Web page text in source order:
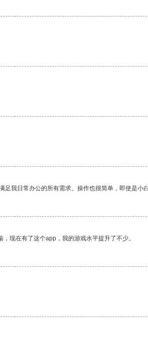
我日常办公的所有需求。操作也很简单，即使是小
现在有了这个app，我的游戏水平提升了不少。